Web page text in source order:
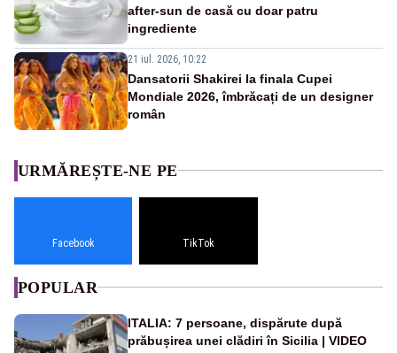
after-sun de casă cu doar patru
ingrediente
21 iul. 2026, 10:22
Dansatorii Shakirei la finala Cupei
Mondiale 2026, îmbrăcați de un designer
român
URMĂREȘTE-NE PE
Facebook TikTok
POPULAR
ITALIA: 7 persoane, dispărute după
prăbușirea unei clădiri în Sicilia | VIDEO